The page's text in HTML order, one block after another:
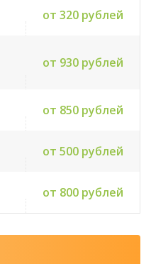
от 320 рублей
от 930 рублей
от 850 рублей
от 500 рублей
от 800 рублей